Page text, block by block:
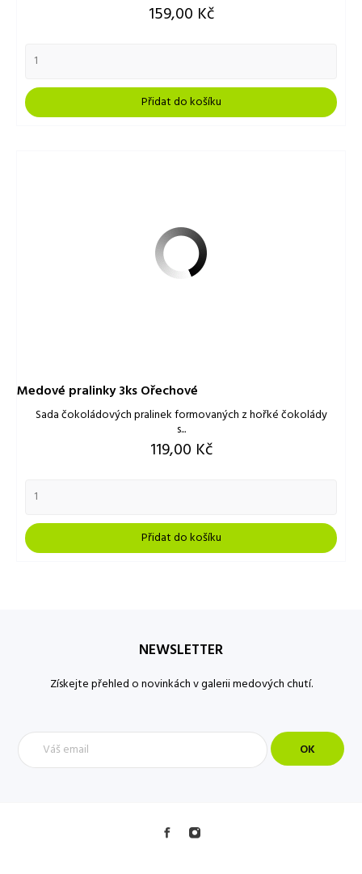
Cena
159,00 Kč
Přidat do košíku
Medové pralinky 3ks Ořechové
Sada čokoládových pralinek formovaných z hořké čokolády
s...
Cena
119,00 Kč
Přidat do košíku
NEWSLETTER
Získejte přehled o novinkách v galerii medových chutí.